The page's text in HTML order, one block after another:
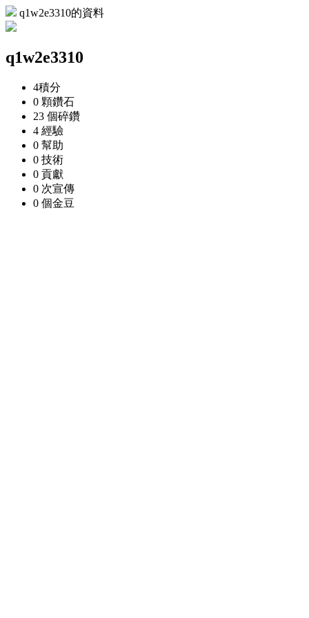
q1w2e3310的資料
q1w2e3310
4積分
0 顆鑽石
23 個碎鑽
4 經驗
0 幫助
0 技術
0 貢獻
0 次宣傳
0 個金豆